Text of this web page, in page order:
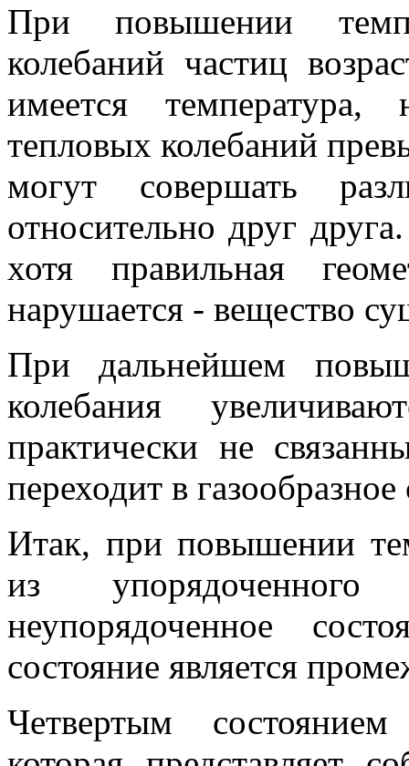
При повышении
колебаний частиц
имеется
тепловых колебаний
могут совершать
относительно друг
хо­тя правильная
нарушается - вещество
При дальнейшем
колеба­ния
практически не
переходит в газообразное
Итак, при повышении
из
неупорядоченное
состояние является
Четвертым